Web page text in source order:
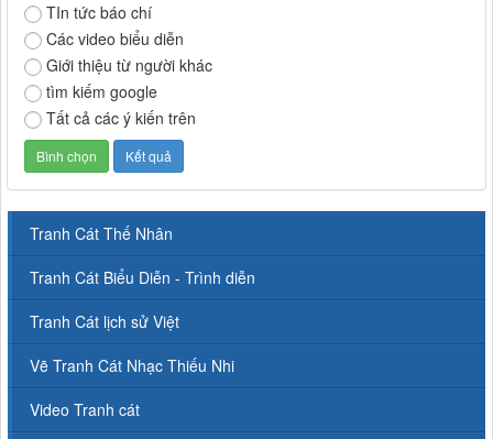
TIn tức báo chí
Các video biểu diễn
Giới thiệu từ người khác
tìm kiếm google
Tất cả các ý kiến trên
Tranh Cát Thế Nhân
Tranh Cát Biểu Diễn - Trình diễn
Tranh Cát lịch sử Việt
Vẽ Tranh Cát Nhạc Thiếu Nhi
Video Tranh cát